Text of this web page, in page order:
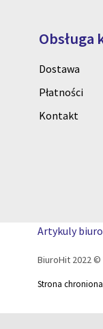
Obsługa
Dostawa
Płatności
Kontakt
Artykuly
BiuroHit 2022
Strona chroniona